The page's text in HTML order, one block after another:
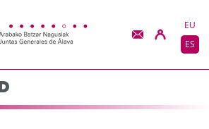
de la Mesa -
EU
ES